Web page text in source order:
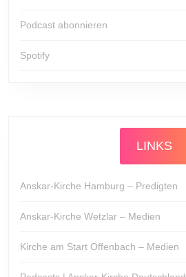
Podcast abonnieren
Spotify
LINKS
Anskar-Kirche Hamburg – Predigten
Anskar-Kirche Wetzlar – Medien
Kirche am Start Offenbach – Medien